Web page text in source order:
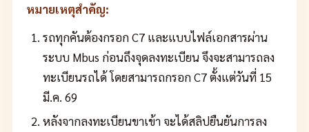
หมายเหตุสำคัญ:
รถทุกคันต้องกรอก C7 และแบบไฟล์เอกสารผ่าน
ระบบ Mbus ก่อนถึงจุดลงทะเบียน จึงจะสามารถลง
ทะเบียนรถได้ โดยสามารถกรอก C7 ตั้งแต่วันที่ 15
มี.ค. 69
หลังจากลงทะเบียนขาเข้า จะได้สลิปยืนยันการลง